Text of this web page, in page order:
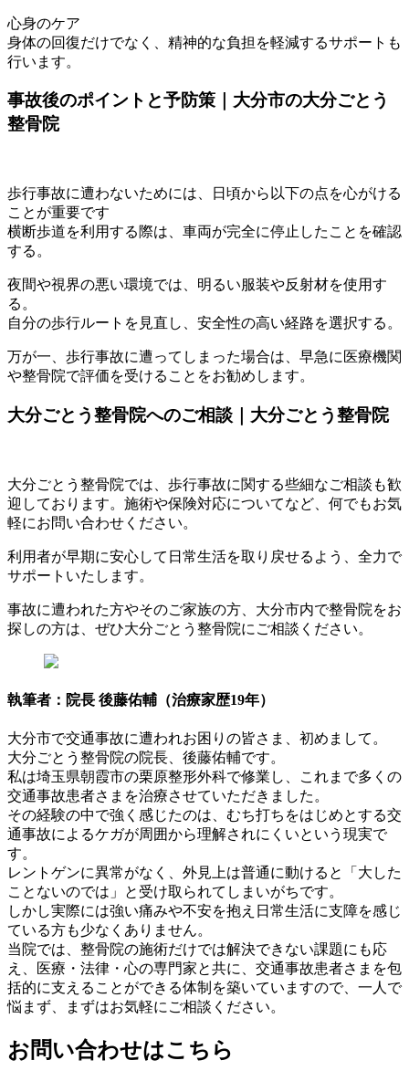
心身のケア
身体の回復だけでなく、精神的な負担を軽減するサポートも
行います。
事故後のポイントと予防策｜大分市の大分ごとう
整骨院
歩行事故に遭わないためには、日頃から以下の点を心がける
ことが重要です
横断歩道を利用する際は、車両が完全に停止したことを確認
する。
夜間や視界の悪い環境では、明るい服装や反射材を使用す
る。
自分の歩行ルートを見直し、安全性の高い経路を選択する。
万が一、歩行事故に遭ってしまった場合は、早急に医療機関
や整骨院で評価を受けることをお勧めします。
大分ごとう整骨院へのご相談｜大分ごとう整骨院
大分ごとう整骨院では、歩行事故に関する些細なご相談も歓
迎しております。施術や保険対応についてなど、何でもお気
軽にお問い合わせください。
利用者が早期に安心して日常生活を取り戻せるよう、全力で
サポートいたします。
事故に遭われた方やそのご家族の方、大分市内で整骨院をお
探しの方は、ぜひ大分ごとう整骨院にご相談ください。
執筆者：院長 後藤佑輔（治療家歴19年）
大分市で交通事故に遭われお困りの皆さま、初めまして。
大分ごとう整骨院の院長、後藤佑輔です。
私は埼玉県朝霞市の栗原整形外科で修業し、これまで多くの
交通事故患者さまを治療させていただきました。
その経験の中で強く感じたのは、むち打ちをはじめとする交
通事故によるケガが周囲から理解されにくいという現実で
す。
レントゲンに異常がなく、外見上は普通に動けると「大した
ことないのでは」と受け取られてしまいがちです。
しかし実際には強い痛みや不安を抱え日常生活に支障を感じ
ている方も少なくありません。
当院では、整骨院の施術だけでは解決できない課題にも応
え、医療・法律・心の専門家と共に、交通事故患者さまを包
括的に支えることができる体制を築いていますので、一人で
悩まず、まずはお気軽にご相談ください。
お問い合わせはこちら